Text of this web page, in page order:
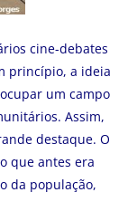
cine-debates
princípio, a ideia
um campo
Assim,
destaque. O
que antes era
da população,